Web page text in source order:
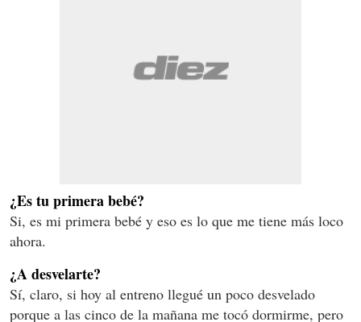
¿Es tu primera bebé?
Si, es mi primera bebé y eso es lo que me tiene más loco
ahora.
¿A desvelarte?
Sí, claro, si hoy al entreno llegué un poco desvelado
porque a las cinco de la mañana me tocó dormirme, pero